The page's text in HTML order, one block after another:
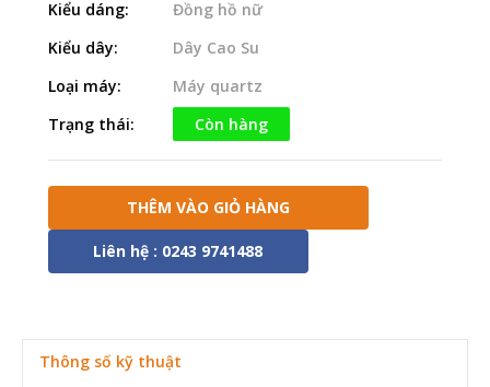
Kiểu dáng:
Đồng hồ nữ
Kiểu dây:
Dây Cao Su
Loại máy:
Máy quartz
Trạng thái:
Còn hàng
THÊM VÀO GIỎ HÀNG
Liên hệ : 0243 9741488
Thông số kỹ thuật